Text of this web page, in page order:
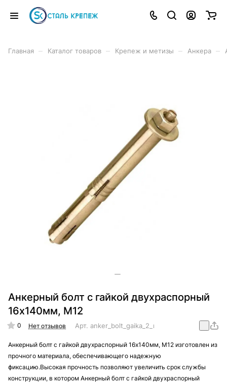
Главная Каталог товаров Крепеж и метизы Анкера
Анкерный болт с гайкой двухраспорный
16х140мм, М12
0 Нет отзывов Арт. anker_bolt_gaika_2_raporny_16x140_M12
Анкерный болт с гайкой двухраспорный 16х140мм, М12 изготовлен из
прочного материала, обеспечивающего надежную
фиксацию.Высокая прочность позволяют увеличить срок службы
конструкции, в котором Анкерный болт с гайкой двухраспорный